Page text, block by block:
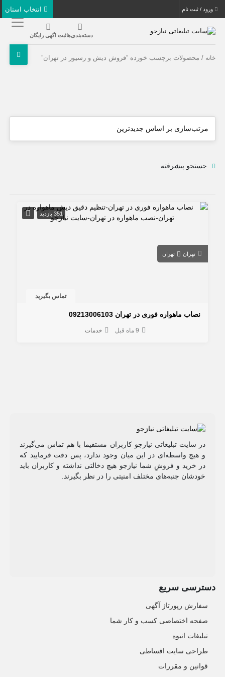
ورود / ثبت نام
دسته‌بندی‌هاثبت اگهی رایگان
خانه / محصولات برچسب خورده “فروش دیش و رسیور در تهران”
جستجو پیشرفته
351 بازدید
تهران تهران
تماس بگیرید
نصاب ماهواره فوری در تهران 09213006103
9 ماه قبل خدمات
در سایت تبلیغاتی نیازجو کاربران مستقیما با هم تماس می‌گیرند
و هیچ واسطه‌ای در این میان وجود ندارد، پس دقت فرمایید که
در خرید و فروشِ شما نیازجو هیچ دخالتی نداشته و کاربران باید
خودشان جنبه‌های مختلف امنیتی را در نظر بگیرند.
دسترسی سریع
سفارش رپورتاژ آگهی
صفحه اختصاصی کسب و کار شما
تبلیغات انبوه
طراحی سایت اقساطی
قوانین و مقررات